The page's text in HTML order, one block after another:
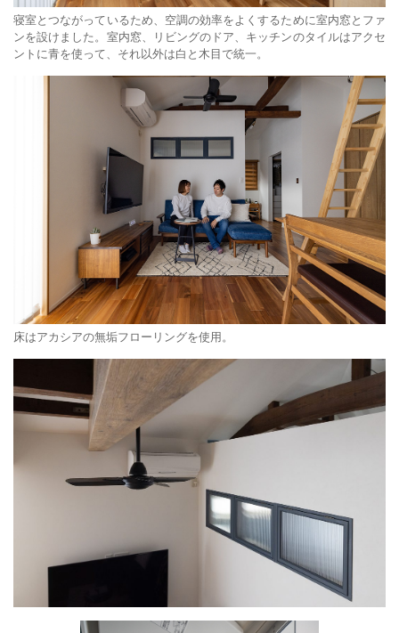
寝室とつながっているため、空調の効率をよくするために室内窓とファ
ンを設けました。室内窓、リビングのドア、キッチンのタイルはアクセ
ントに青を使って、それ以外は白と木目で統一。
床はアカシアの無垢フローリングを使用。